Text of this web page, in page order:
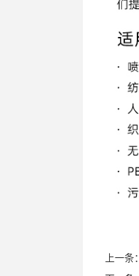
上一条：